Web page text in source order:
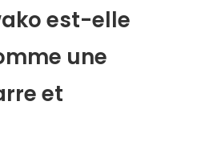
est-elle
une
et